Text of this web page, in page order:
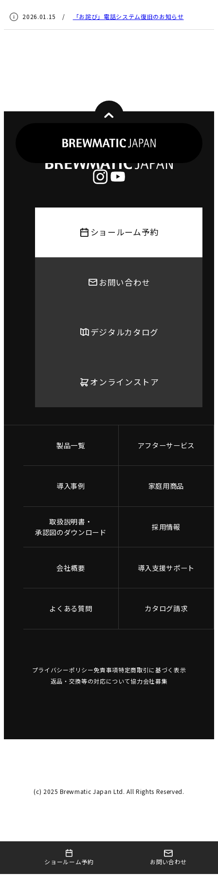
2026.01.15 / 「お詫び」電話システム復旧のお知らせ
ショールーム予約 お問い合わせ
ショールーム予約
お問い合わせ
デジタルカタログ
オンラインストア
製品一覧 アフターサービス
導入事例 家庭用商品
取扱説明書・
承認図のダウンロード
採用情報
会社概要 導入支援サポート
よくある質問 カタログ請求
プライバシーポリシー免責事項特定商取引に基づく表示
返品・交換等の対応について協力会社募集
(c) 2025 Brewmatic Japan Ltd. All Rights Reserved.